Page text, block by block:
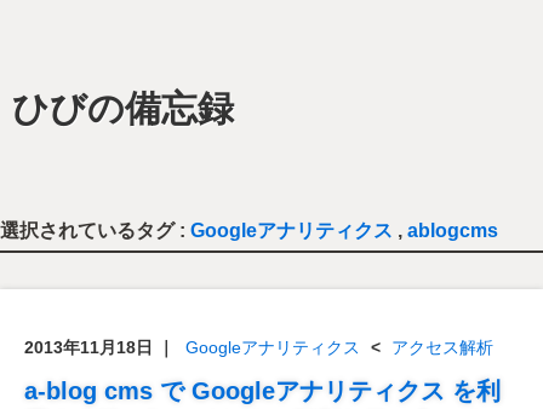
ひびの備忘録
選択されているタグ : Googleアナリティクス , ablogcms
2013年11月18日 Googleアナリティクス < アクセス解析
a-blog cms で Googleアナリティクス を利